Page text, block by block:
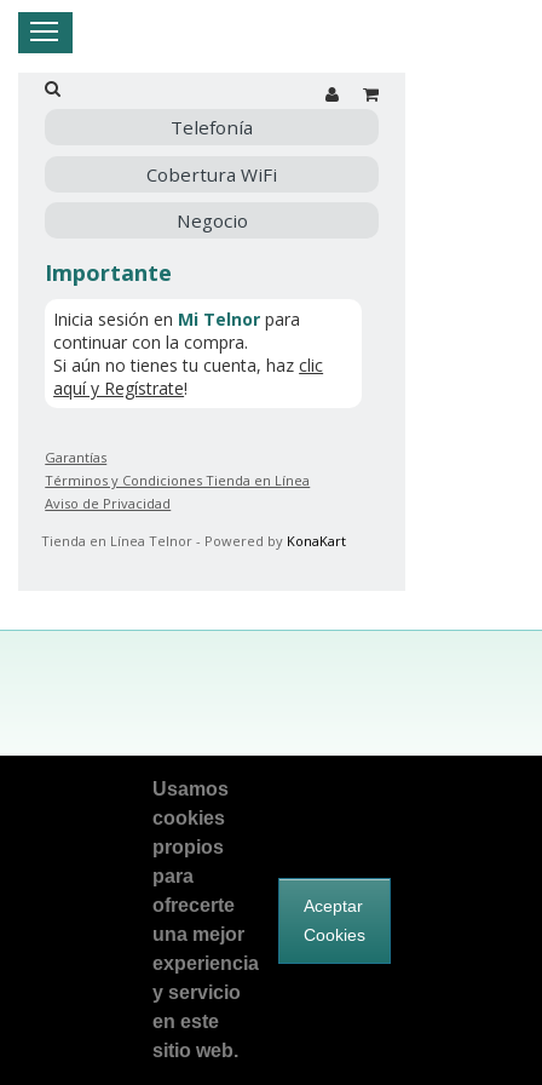
Hogar
Telefonía
Cobertura WiFi
Negocio
Importante
Inicia sesión en Mi Telnor para
continuar con la compra.
Si aún no tienes tu cuenta, hazclic
aquí y Regístrate!
Garantías
Términos y Condiciones Tienda en Línea
Aviso de Privacidad
Tienda en Línea Telnor - Powered by KonaKart
telnorsoluciona@telnor.com
©2026 Teléfonos del Noroeste.
Usamos
cookies
propios
para
ofrecerte
una mejor
experiencia
y servicio
en este
sitio web.
Aceptar
Cookies